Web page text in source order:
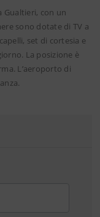
Gualtieri, con un
sono dotate di TV a
set di cortesia e
La posizione è
L’aeroporto di